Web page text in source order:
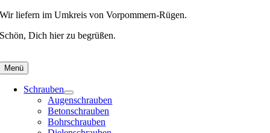
Skip
content
Wir liefern im Umkreis von Vorpommern-Rügen.
Schön, Dich hier zu begrüßen.
Menü
Schrauben
Augenschrauben
Betonschrauben
Bohrschrauben